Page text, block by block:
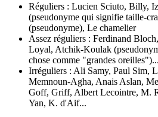
Réguliers : Lucien Sciuto, Billy,
(pseudonyme qui signifie taille-
(pseudonyme), Le chamelier
Assez réguliers : Ferdinand
Loyal, Atchik-Koulak
chose comme "grandes oreilles")...
Irréguliers : Ali Samy, Paul Sim,
Memnoun-Agha, Anais Aslan,
Goff, Griff, Albert Lecointre, M.
Yan, K. d'Aif...